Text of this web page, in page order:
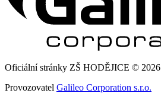
Oficiální stránky ZŠ HODĚJICE © 2026
Provozovatel Galileo Corporation s.r.o.